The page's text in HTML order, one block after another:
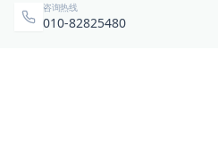
咨询热线
010-82825480